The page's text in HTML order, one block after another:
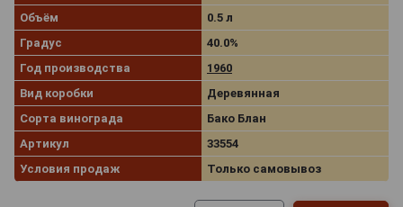
Объём
0.5 л
Градус
40.0%
Год производства
1960
Вид коробки
Деревянная
Сорта винограда
Бако Блан
Артикул
33554
Условия продаж
Только самовывоз